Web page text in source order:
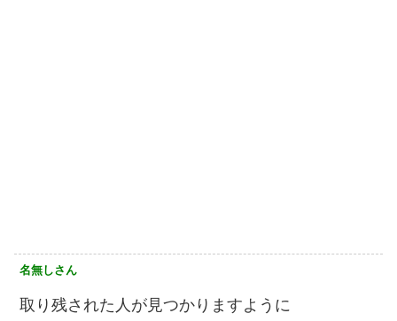
名無しさん
取り残された人が見つかりますように